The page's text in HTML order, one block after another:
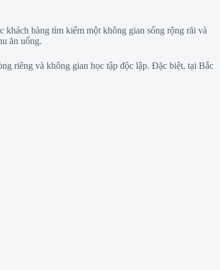
hàng tìm kiếm một không gian sống rộng rãi và
ăn uống.
riêng và không gian học tập độc lập. Đặc biệt, tại Bắc